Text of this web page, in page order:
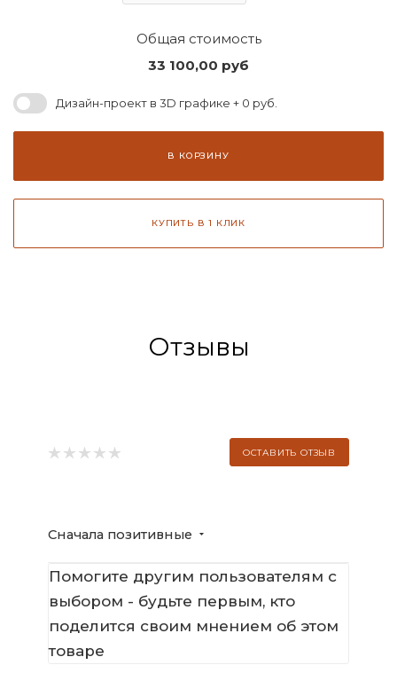
Общая стоимость
33 100,00 руб
Дизайн-проект в 3D графике + 0 руб.
В КОРЗИНУ
КУПИТЬ В 1 КЛИК
Отзывы
ОСТАВИТЬ ОТЗЫВ
Сначала позитивные
Помогите другим пользователям с
выбором - будьте первым, кто
поделится своим мнением об этом
товаре